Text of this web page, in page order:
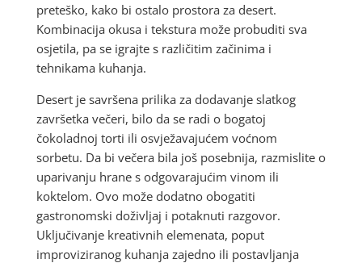
preteško, kako bi ostalo prostora za desert.
Kombinacija okusa i tekstura može probuditi sva
osjetila, pa se igrajte s različitim začinima i
tehnikama kuhanja.
Desert je savršena prilika za dodavanje slatkog
završetka večeri, bilo da se radi o bogatoj
čokoladnoj torti ili osvježavajućem voćnom
sorbetu. Da bi večera bila još posebnija, razmislite o
uparivanju hrane s odgovarajućim vinom ili
koktelom. Ovo može dodatno obogatiti
gastronomski doživljaj i potaknuti razgovor.
Uključivanje kreativnih elemenata, poput
improviziranog kuhanja zajedno ili postavljanja